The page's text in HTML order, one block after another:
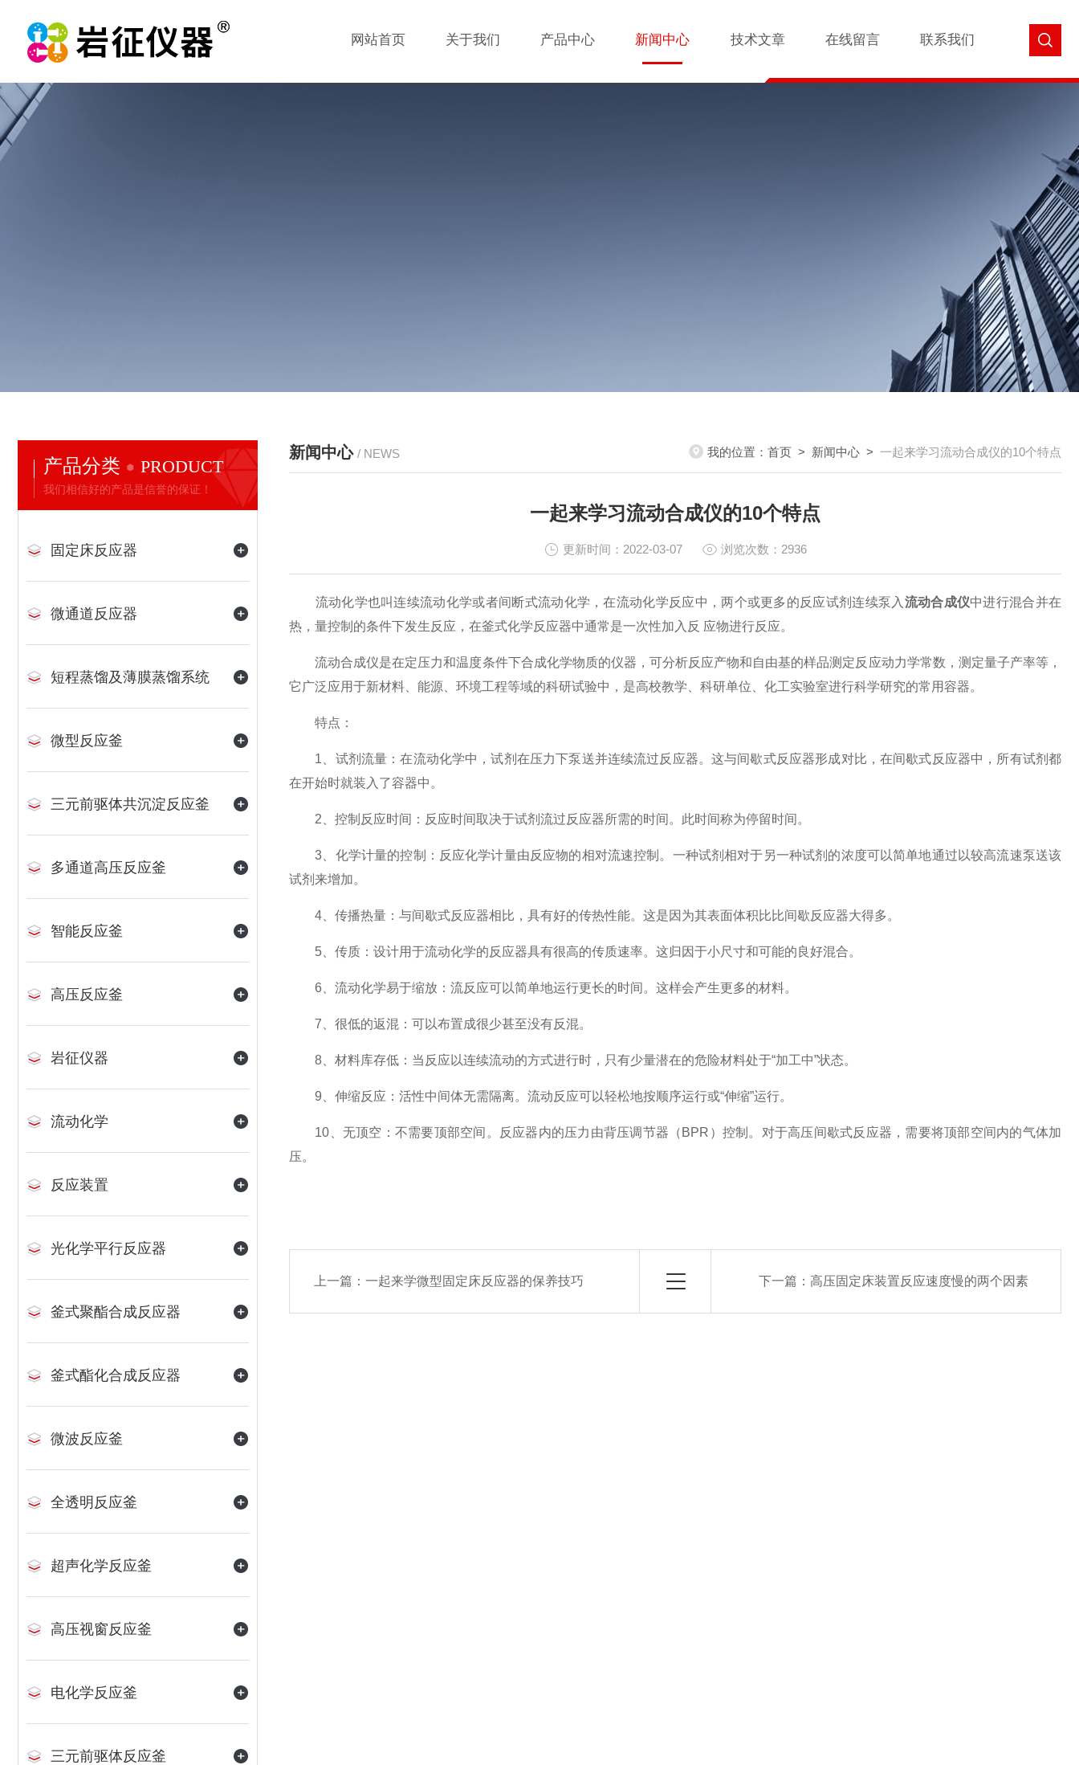
网站首页 关于我们 产品中心 新闻中心 技术文章 在线留言 联系我们
新闻中心 / NEWS 我的位置： 首页 > 新闻中心 > 一起来学习流动合成仪的10个特点
一起来学习流动合成仪的10个特点
更新时间：2022-03-07 浏览次数：2936
流动化学也叫连续流动化学或者间断式流动化学，在流动化学反应中，两个或更多的反应试剂连续泵入 流动合成仪中进行混合并在
热，量控制的条件下发生反应，在釜式化学反应器中通常是一次性加入反 应物进行反应。
流动合成仪是在定压力和温度条件下合成化学物质的仪器，可分析反应产物和自由基的样品测定反应动力学常数，测定量子产率等，
它广泛应用于新材料、能源、环境工程等域的科研试验中，是高校教学、科研单位、化工实验室进行科学研究的常用容器。
特点：
1、试剂流量：在流动化学中，试剂在压力下泵送并连续流过反应器。这与间歇式反应器形成对比，在间歇式反应器中，所有试剂都
在开始时就装入了容器中。
2、控制反应时间：反应时间取决于试剂流过反应器所需的时间。此时间称为停留时间。
3、化学计量的控制：反应化学计量由反应物的相对流速控制。一种试剂相对于另一种试剂的浓度可以简单地通过以较高流速泵送该
试剂来增加。
4、传播热量：与间歇式反应器相比，具有好的传热性能。这是因为其表面体积比比间歇反应器大得多。
5、传质：设计用于流动化学的反应器具有很高的传质速率。这归因于小尺寸和可能的良好混合。
6、流动化学易于缩放：流反应可以简单地运行更长的时间。这样会产生更多的材料。
7、很低的返混：可以布置成很少甚至没有反混。
8、材料库存低：当反应以连续流动的方式进行时，只有少量潜在的危险材料处于“加工中”状态。
9、伸缩反应：活性中间体无需隔离。流动反应可以轻松地按顺序运行或“伸缩”运行。
10、无顶空：不需要顶部空间。反应器内的压力由背压调节器（BPR）控制。对于高压间歇式反应器，需要将顶部空间内的气体加
压。
上一篇： 一起来学微型固定床反应器的保养技巧 下一篇： 高压固定床装置反应速度慢的两个因素
产品分类 PRODUCT
我们相信好的产品是信誉的保证！
固定床反应器
微通道反应器
短程蒸馏及薄膜蒸馏系统
微型反应釜
三元前驱体共沉淀反应釜
多通道高压反应釜
智能反应釜
高压反应釜
岩征仪器
流动化学
反应装置
光化学平行反应器
釜式聚酯合成反应器
釜式酯化合成反应器
微波反应釜
全透明反应釜
超声化学反应釜
高压视窗反应釜
电化学反应釜
三元前驱体反应釜